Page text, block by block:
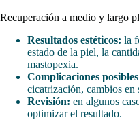
Recuperación a medio y largo
Resultados estéticos: la
estado de la piel, la
mastopexia.
Complicaciones
cicatrización, cambios en
Revisión: en algunos
optimizar el resultado.